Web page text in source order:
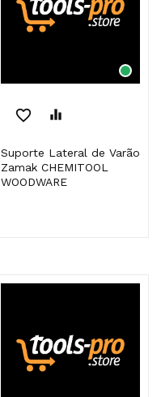
favorite_border equalizer
Suporte Lateral de Varão
Zamak CHEMITOOL
WOODWARE